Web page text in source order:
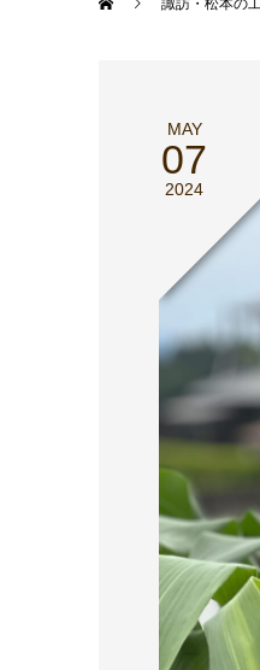
諏訪・松本の
MAY
07
2024